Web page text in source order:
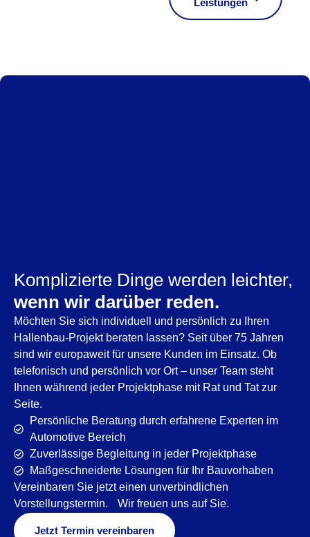
Leistungen
Komplizierte Dinge werden leichter,
wenn wir darüber reden.
Möchten Sie sich individuell und persönlich zu Ihren
Hallenbau-Projekt beraten lassen? Seit über 75 Jahren
sind wir europaweit für unsere Kunden im Einsatz. Ob
telefonisch und persönlich vor Ort – unser Team steht
Ihnen während jeder Projektphase mit Rat und Tat zur
Seite.
Persönliche Beratung durch erfahrene Experten im
Automotive Bereich
Zuverlässige Begleitung in jeder Projektphase
Maßgeschneiderte Lösungen für Ihr Bauvorhaben
Vereinbaren Sie jetzt einen unverbindlichen
Vorstellungstermin. Wir freuen uns auf Sie.
Jetzt Termin vereinbaren